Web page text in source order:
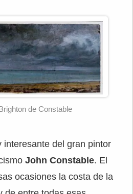
de Constable
interesante del gran pintor
John Constable. El
ocasiones la costa de la